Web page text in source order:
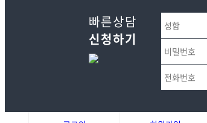
빠른상담
신청하기